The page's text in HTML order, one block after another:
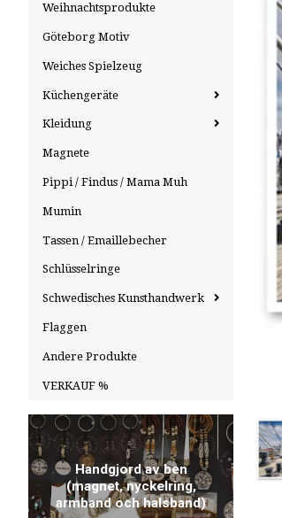
Weihnachtsprodukte
Göteborg Motiv
Weiches Spielzeug
Küchengeräte
Kleidung
Magnete
Pippi / Findus / Mama Muh
Mumin
Tassen / Emaillebecher
Schlüsselringe
Schwedisches Kunsthandwerk
Flaggen
Andere Produkte
VERKAUF %
Handgjord av ben
(magnet, nyckelring,
armband och halsband)